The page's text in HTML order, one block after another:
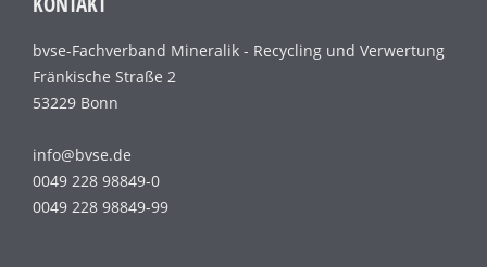
bvse-Fachverband Mineralik - Recycling und Verwertung
Fränkische Straße 2
53229 Bonn
info@bvse.de
0049 228 98849-0
0049 228 98849-99